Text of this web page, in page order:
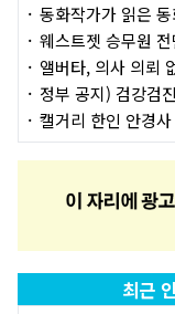
동화작가가 읽은
웨스트젯 승무원
앨버타, 의사 의뢰
정부 공지) 검강검
캘거리 한인 안경
최근